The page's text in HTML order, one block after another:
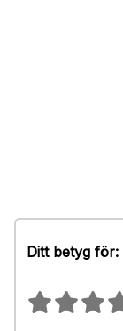
Ditt betyg för: